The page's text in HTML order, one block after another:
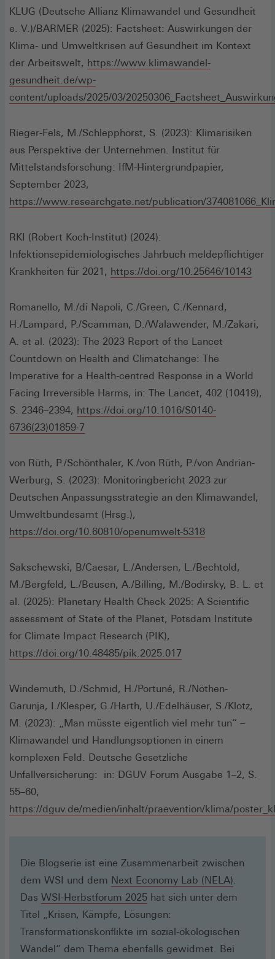
in
einem
neuen
Fenster)
KLUG (Deutsche Allianz Klimawandel und Gesundheit
e. V.)/BARMER (2025): Factsheet: Auswirkungen der
Klima- und Umweltkrisen auf Gesundheit im Kontext
der Arbeitswelt, https://www.klimawandel-
gesundheit.de/wp-
content/uploads/2025/03/
in
einem
neuen
Fenster)
Rieger-Fels, M./Schlepphorst, S. (2023): Klimarisiken
aus Perspektive der Unternehmen. Institut für
Mittelstandsforschung: IfM-Hintergrundpapier,
September 2023,
https://www.researchgate.net/publication/
in
einem
neuen
RKI (Robert Koch-Institut) (2024):
Infektionsepidemiologisches Jahrbuch meldepflichtiger
Krankheiten für 2021, https://doi.org/10.25646/10143
Romanello, M./di Napoli, C./Green, C./Kennard,
H./Lampard, P./Scamman, D./Walawender, M./Zakari,
A. et al. (2023): The 2023 Report of the Lancet
Countdown on Health and Climatchange: The
Imperative for a Health-centred Response in a World
Facing Irreversible Harms, in: The Lancet, 402 (10419),
S. 2346–2394, https://doi.org/10.1016/S0140-
6736(23)01859-7
einem
neuen
Fenster)
von Rüth, P./Schönthaler, K./von Rüth, P./von Andrian-
Werburg, S. (2023): Monitoringbericht 2023 zur
Deutschen Anpassungsstrategie an den Klimawandel,
Umweltbundesamt (Hrsg.),
https://doi.org/10.60810/openumwelt-5318(Öffnet
einem
neuen
Fenster)
Sakschewski, B/Caesar, L./Andersen, L./Bechtold,
M./Bergfeld, L./Beusen, A./Billing, M./Bodirsky, B. L. et
al. (2025): Planetary Health Check 2025: A Scientific
assessment of State of the Planet, Potsdam Institute
for Climate Impact Research (PIK),
https://doi.org/10.48485/pik.2025.017
einem
neuen
Fenster)
Windemuth, D./Schmid, H./Portuné, R./Nöthen-
Garunja, I./Klesper, G./Harth, U./Edelhäuser, S./Klotz,
M. (2023): „Man müsste eigentlich viel mehr tun“ –
Klimawandel und Handlungsoptionen in einem
komplexen Feld. Deutsche Gesetzliche
Unfallversicherung: in: DGUV Forum Ausgabe 1–2, S.
55–60,
https://dguv.de/medien/inhalt/praevention/klima/
einem
neuen
Fenster)
Die Blogserie ist eine Zusammenarbeit zwischen
dem WSI und dem Next Economy Lab (NELA)
in
neuen
Fenster)
.
Das WSI-Herbstforum 2025(Öffnet
in
einem
neuen
hat sich unter dem
Titel „Krisen, Kämpfe, Lösungen:
Transformationskonflikte im sozial-ökologischen
Wandel“ dem Thema ebenfalls gewidmet. Bei